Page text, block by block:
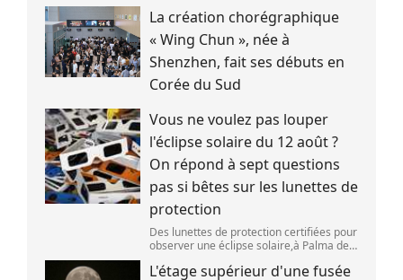
Robotics)
La création chorégraphique
« Wing Chun », née à
Shenzhen, fait ses débuts en
Corée du Sud
Vous ne voulez pas louper
l'éclipse solaire du 12 août ?
On répond à sept questions
pas si bêtes sur les lunettes de
protection
Des lunettes de protection certifiées pour
observer une éclipse solaire,à Palma de
(JAIME REINA )
L'étage supérieur d'une fusée